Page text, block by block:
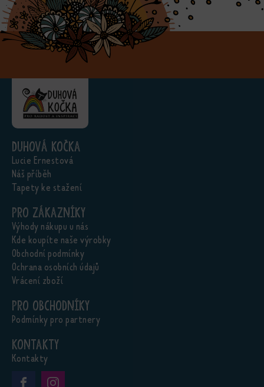
Duhová kočka
Lucie Ernestová
Náš příběh
Tapety ke stažení
Pro zákazníky
Výhody nákupu u nás
Kde koupíte naše výrobky
Obchodní podmínky
Ochrana osobních údajů
Vrácení zboží
Pro obchodníky
Podmínky pro partnery
Kontakty
Kontakty